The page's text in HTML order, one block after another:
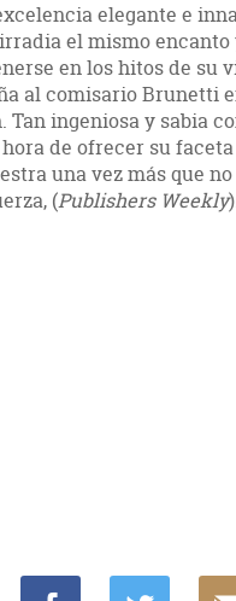
elegante e
el mismo
en los hitos de su
al comisario Brunetti
ingeniosa y sabia
de ofrecer su
una vez más que
(Publishers Weekly